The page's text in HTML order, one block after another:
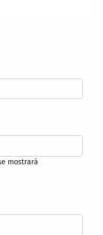
mostrará